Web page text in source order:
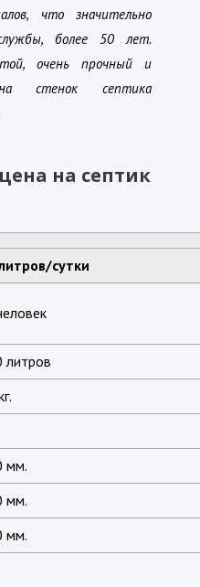
что значительно
более 50 лет.
очень прочный и
стенок септика
на септик
сутки
литров
мм.
мм.
мм.